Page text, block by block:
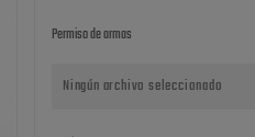
Permiso de armas
Ningún archivo seleccionado